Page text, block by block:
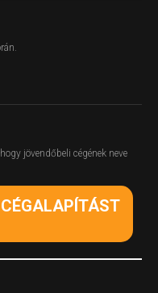
jövendőbeli cégének neve